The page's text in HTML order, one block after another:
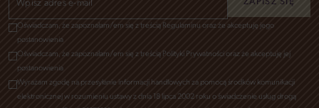
Oświadczam, że zapoznałam/em się z treścią Regulaminu oraz że akceptuję jego
postanowienia
Oświadczam, że zapoznałam/em się z treścią Polityki Prywatności oraz że akceptuję jej
postanowienia
Wyrażam zgodę na przesyłanie informacji handlowych za pomocą środków komunikacji
elektronicznej w rozumieniu ustawy z dnia 18 lipca 2002 roku o świadczenie usług drogą